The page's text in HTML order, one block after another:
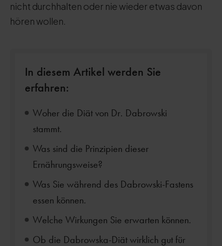
nicht durchhalten oder nie wieder etwas davon
hören wollen.
In diesem Artikel werden Sie
erfahren:
Woher die Diät von Dr. Dabrowski
stammt.
Was sind die Prinzipien dieser
Ernährungsweise?
Was Sie während des Dabrowski-Fastens
essen können.
Welche Wirkungen Sie erwarten können.
Ob die Dabrowska-Diät wirklich gut für